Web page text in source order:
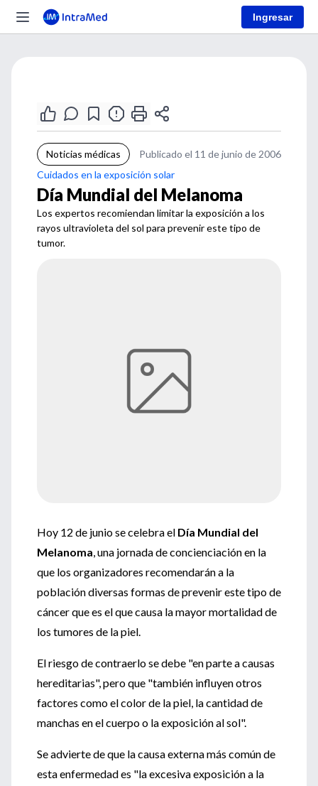
Ingresar
Noticias médicas
Publicado el 11 de junio de 2006
Cuidados en la exposición solar
Día Mundial del Melanoma
Los expertos recomiendan limitar la exposición a los
rayos ultravioleta del sol para prevenir este tipo de
tumor.
Hoy 12 de junio se celebra el Día Mundial del
Melanoma, una jornada de concienciación en la
que los organizadores recomendarán a la
población diversas formas de prevenir este tipo de
cáncer que es el que causa la mayor mortalidad de
los tumores de la piel.
El riesgo de contraerlo se debe "en parte a causas
hereditarias", pero que "también influyen otros
factores como el color de la piel, la cantidad de
manchas en el cuerpo o la exposición al sol".
Se advierte de que la causa externa más común de
esta enfermedad es "la excesiva exposición a la